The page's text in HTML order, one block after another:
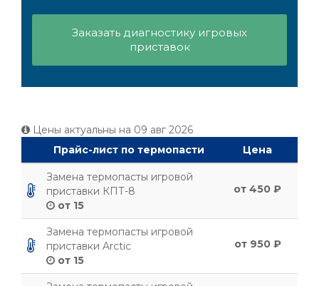
Заказать диагностику игровых
приставок
Цены актуальны на 09 авг 2026
Прайс-лист по термопасти
Цена
Замена термопасты игровой
приставки КПТ-8
от 15
от 450 ₽
Замена термопасты игровой
приставки Arctic
от 15
от 950 ₽